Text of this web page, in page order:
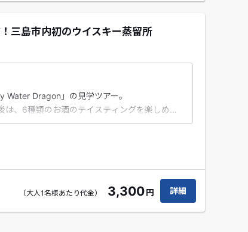
三島市内初のウイスキー蒸留所
Water Dragon」の見学ツアー。
、6種類のお酒のテイスティングを楽しめま
（大人1名様あたり代金） 3,300円 詳細